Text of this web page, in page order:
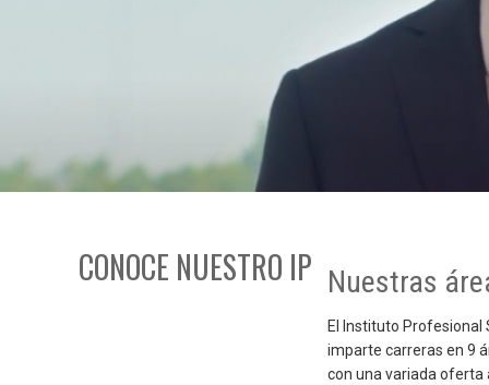
CONOCE NUESTRO IP Nuestras
El Instituto Profesional
imparte carreras en 9
con una variada oferta